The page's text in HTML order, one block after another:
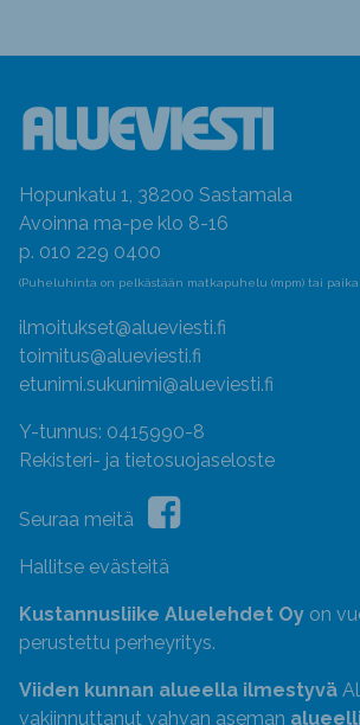
Hopunkatu 1, 38200 Sastamala
Avoinna ma-pe klo 8-16
p. 010 229 0400
(Puheluhinta on pelkästään matkapuhelu (mpm) tai
ilmoitukset@alueviesti.fi
toimitus@alueviesti.fi
etunimi.sukunimi@alueviesti.fi
Y-tunnus: 0415990-8
Rekisteri- ja tietosuojaseloste
Seuraa meitä
Hallitse evästeitä
Kustannusliike Aluelehdet Oy on
perustettu perheyritys.
Viiden kunnan alueella ilmestyvä
vakiinnuttanut vahvan aseman